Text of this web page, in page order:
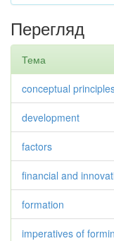
Перегляд
Тема
conceptual
development
factors
financial and
formation
imperatives of